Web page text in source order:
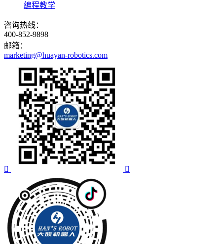
编程教学
咨询热线：
400-852-9898
邮箱：
marketing@huayan-robotics.com